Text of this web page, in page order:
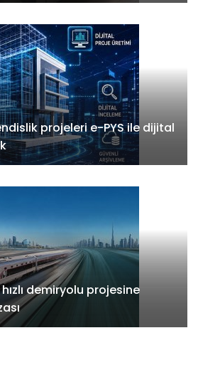
projeleri e-PYS ile dijital
hızlı demiryolu projesine